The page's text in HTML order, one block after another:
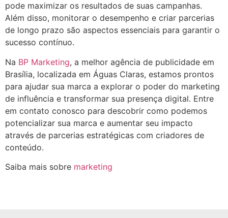
pode maximizar os resultados de suas campanhas.
Além disso, monitorar o desempenho e criar parcerias
de longo prazo são aspectos essenciais para garantir o
sucesso contínuo.
Na BP Marketing, a melhor agência de publicidade em
Brasília, localizada em Águas Claras, estamos prontos
para ajudar sua marca a explorar o poder do marketing
de influência e transformar sua presença digital. Entre
em contato conosco para descobrir como podemos
potencializar sua marca e aumentar seu impacto
através de parcerias estratégicas com criadores de
conteúdo.
Saiba mais sobre marketing